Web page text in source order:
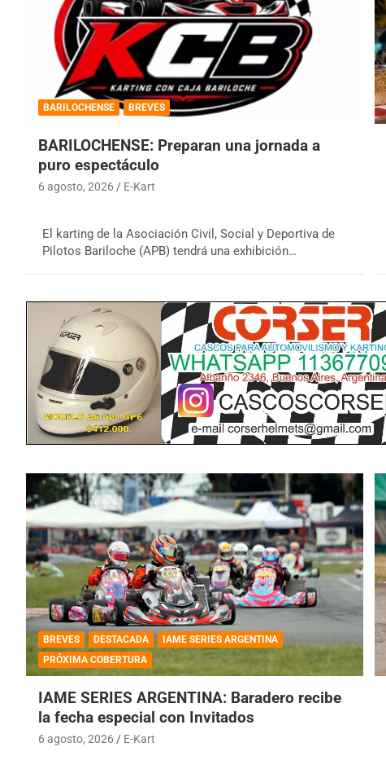
BARILOCHENSE BREVES
BARILOCHENSE: Preparan una jornada a
puro espectáculo
6 agosto, 2026 E-Kart
El karting de la Asociación Civil, Social y Deportiva de
Pilotos Bariloche (APB) tendrá una exhibición…
BREVES DESTACADA
IAME SERIES ARGENTINA
PRÓXIMA COBERTURA
IAME SERIES ARGENTINA: Baradero recibe
la fecha especial con Invitados
6 agosto, 2026 E-Kart